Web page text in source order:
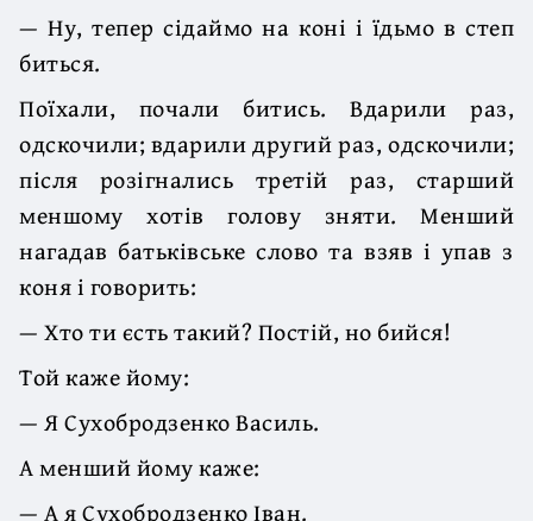
— Ну, тепер сідаймо на коні і їдьмо в степ
биться.
Поїхали, почали битись. Вдарили раз,
одскочили; вдарили другий раз, одскочили;
після розігнались третій раз, старший
меншому хотів голову зняти. Менший
нагадав батьківське слово та взяв і упав з
коня і говорить:
— Хто ти єсть такий? Постій, но бийся!
Той каже йому:
— Я Сухобродзенко Василь.
А менший йому каже:
— А я Сухобродзенко Іван.